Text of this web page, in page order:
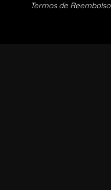
Termos de Reembolso